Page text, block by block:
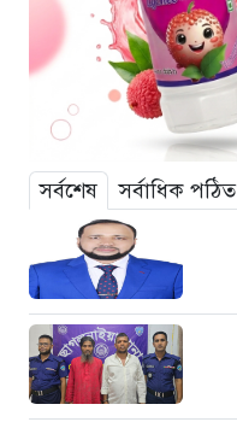
সর্বশেষ সর্বাধিক পঠিত